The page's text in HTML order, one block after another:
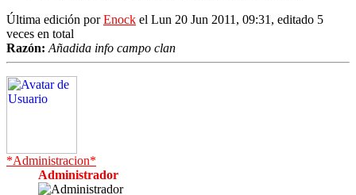
Última edición porEnock el Lun 20 Jun 2011, 09:31, editado 5
veces en total
Razón: Añadida info campo clan
*Administracion*
Administrador